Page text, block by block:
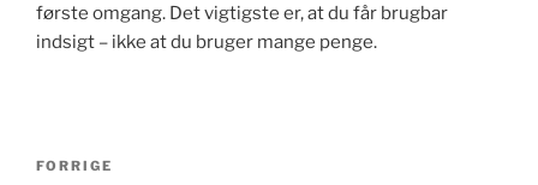
første omgang. Det vigtigste er, at du får brugbar
indsigt – ikke at du bruger mange penge.
Indlægsnavigation
Forrige
FORRIGE